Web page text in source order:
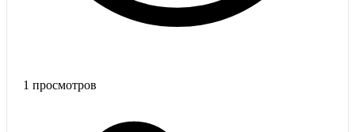
1 просмотров